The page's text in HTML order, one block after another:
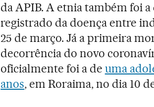
da APIB. A etnia também foi
registrado da doença entre
25 de março. Já a primeira
decorrência do novo
oficialmente foi a de uma
anos, em Roraima, no dia 10